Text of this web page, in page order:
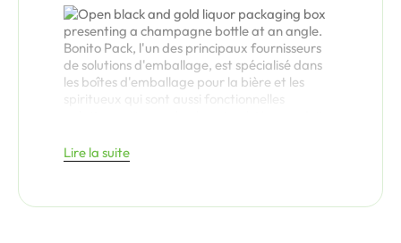
Bonito Pack, l'un des principaux fournisseurs
de solutions d'emballage, est spécialisé dans
les boîtes d'emballage pour la bière et les
spiritueux qui sont aussi fonctionnelles
distilleries et d'entreprises qui expédient de la
bière, afin de préserver la sécurité de votre
Lire la suite